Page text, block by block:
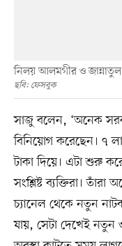
নিলয় আলমগীর ও জান্নাতুল
ছবি: ফেসবুক
সাজু বলেন, ‘অনেক
বিনিয়োগ করেছেন। ৭
টাকা দিয়ে। এটা শুরু
সংশ্লিষ্ট ব্যক্তিরা।
চ্যানেল থেকে নতুন
যায়, সেটা দেখেই নতুন